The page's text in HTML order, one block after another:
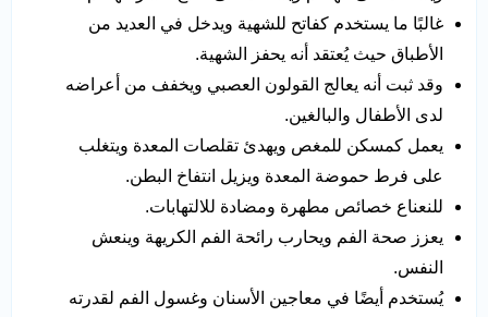
غالبًا ما يستخدم كفاتح للشهية ويدخل في العديد من
الأطباق حيث يُعتقد أنه يحفز الشهية.
وقد ثبت أنه يعالج القولون العصبي ويخفف من أعراضه
لدى الأطفال والبالغين.
يعمل كمسكن للمغص ويهدئ تقلصات المعدة ويتغلب
على فرط حموضة المعدة ويزيل انتفاخ البطن.
للنعناع خصائص مطهرة ومضادة للالتهابات.
يعزز صحة الفم ويحارب رائحة الفم الكريهة وينعش
النفس.
يُستخدم أيضًا في معاجين الأسنان وغسول الفم لقدرته